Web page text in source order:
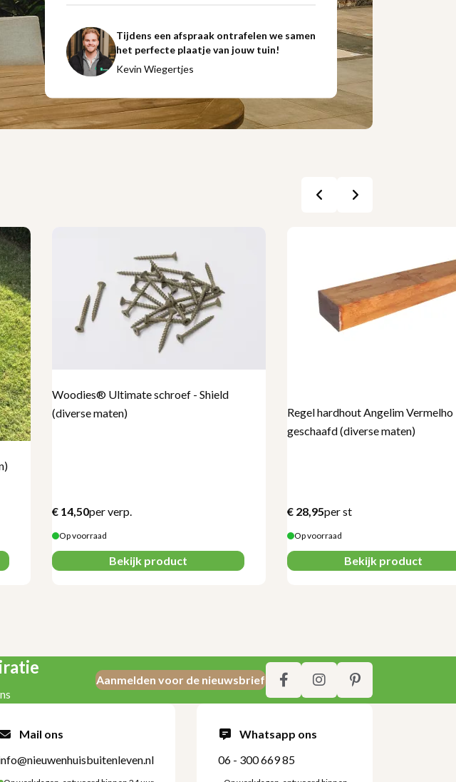
Tijdens een afspraak ontrafelen we samen
het perfecte plaatje van jouw tuin!
Kevin Wiegertjes
Woodies® Ultimate schroef - Shield
(diverse maten)
€ 14,50per verp.
Op voorraad
Bekijk product
Regel hardhout Angelim Vermelho
geschaafd (diverse maten)
€ 28,95per st
Op voorraad
Bekijk product
Aanmelden voor de nieuwsbrief
Mail ons
Whatsapp ons
06 - 300 669 85